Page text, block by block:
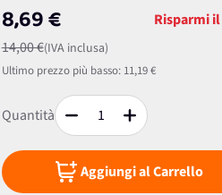
8,69 €
14,00 €(IVA inclusa)
Risparmi il
Ultimo prezzo più basso: 11,19 €
Quantità
Aggiungi al Carrello